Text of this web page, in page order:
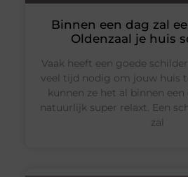
Binnen een dag zal
Oldenzaal je huis
Vaak heeft een goede
veel tijd nodig om jouw huis
kunnen ze het al binnen
natuurlijk super relaxt. Een
zal